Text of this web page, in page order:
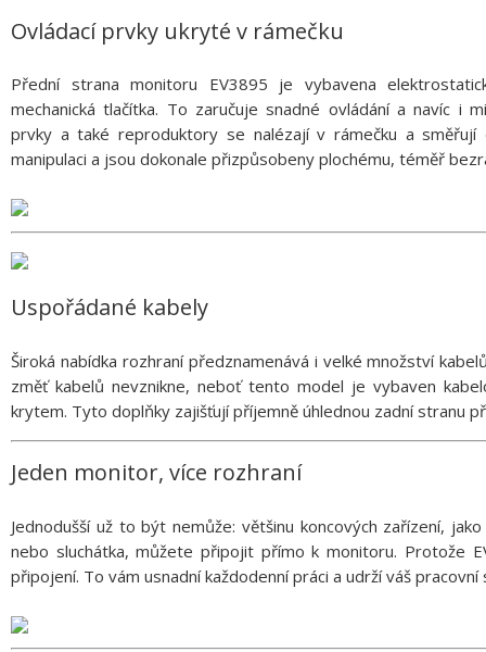
Ovládací prvky ukryté v rámečku
Přední strana monitoru EV3895 je vybavena
mechanická tlačítka. To zaručuje snadné ovládání a navíc i
prvky a také reproduktory se nalézají v rámečku a směřují
manipulaci a jsou dokonale přizpůsobeny plochému, téměř
Uspořádané kabely
Široká nabídka rozhraní předznamenává i velké množství
změť kabelů nevznikne, neboť tento model je vybaven
krytem. Tyto doplňky zajišťují příjemně úhlednou zadní stranu
Jeden monitor, více rozhraní
Jednodušší už to být nemůže: většinu koncových zařízení,
nebo sluchátka, můžete připojit přímo k monitoru. Protože
připojení. To vám usnadní každodenní práci a udrží váš pracovní